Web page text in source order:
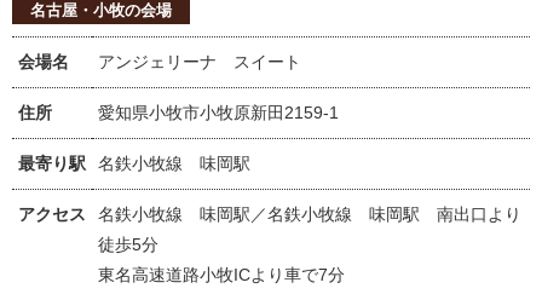
名古屋・小牧の会場
会場名 アンジェリーナ スイート
住所 愛知県小牧市小牧原新田2159-1
最寄り駅 名鉄小牧線 味岡駅
アクセス
名鉄小牧線 味岡駅／名鉄小牧線 味岡駅 南出口より
徒歩5分
東名高速道路小牧ICより車で7分